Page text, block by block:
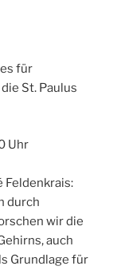
für
St. Paulus
Uhr
Feldenkrais:
durch
wir die
auch
Grundlage für